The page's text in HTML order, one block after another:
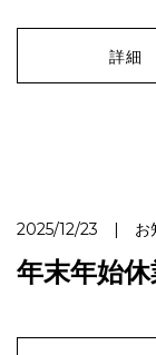
詳細
2025/12/23 | お
年末年始